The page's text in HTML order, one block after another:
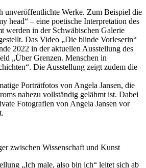
unveröffentlichte Werke. Zum Beispiel die
head“ – eine poetische Interpretation des
werden in der Schwäbischen Galerie
Das Video „Die blinde Vorleserin“
2022 in der aktuellen Ausstellung des
„Über Grenzen. Menschen in
Die Ausstellung zeigt zudem die
Porträtfotos von Angela Jansen, die
nahezu vollständig gelähmt ist. Dabei
Fotografien von Angela Jansen vor
zwischen Wissenschaft und Kunst
„Ich male, also bin ich“ leitet sich ab